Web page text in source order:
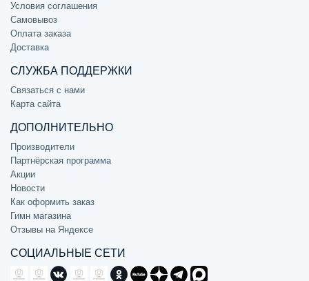
Условия соглашения
Самовывоз
Оплата заказа
Доставка
СЛУЖБА ПОДДЕРЖКИ
Связаться с нами
Карта сайта
ДОПОЛНИТЕЛЬНО
Производители
Партнёрская программа
Акции
Новости
Как оформить заказ
Гимн магазина
Отзывы на Яндексе
СОЦИАЛЬНЫЕ СЕТИ